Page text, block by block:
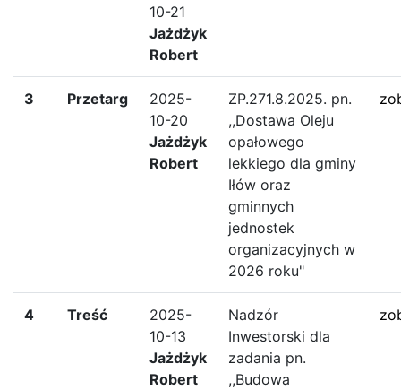
10-21
Jażdżyk
Robert
3 Przetarg
2025-
10-20
Jażdżyk
Robert
ZP.271.8.2025. pn.
,,Dostawa Oleju
opałowego
lekkiego dla gminy
Iłów oraz
gminnych
jednostek
organizacyjnych w
2026 roku"
4 Treść
2025-
10-13
Jażdżyk
Robert
Nadzór
Inwestorski dla
zadania pn.
,,Budowa